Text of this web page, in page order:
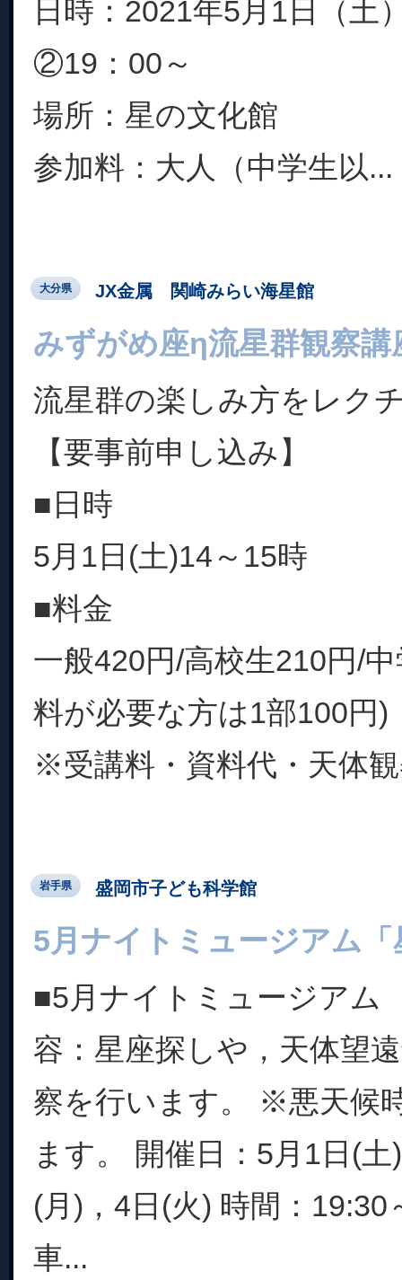
日時：2021年5月1日（土
②19：00～
場所：星の文化館
参加料：大人（中学生以...
大分県 JX金属 関崎みらい海星館
みずがめ座η流星群観察講
流星群の楽しみ方をレク
【要事前申し込み】
■日時
5月1日(土)14～15時
■料金
一般420円/高校生210円/
料が必要な方は1部100円)
※受講料・資料代・天体
岩手県 盛岡市子ども科学館
5月ナイトミュージアム
■5月ナイトミュージア
容：星座探しや，天体望
察を行います。 ※悪天候
ます。 開催日：5月1日(
(月)，4日(火) 時間：19:30
車...